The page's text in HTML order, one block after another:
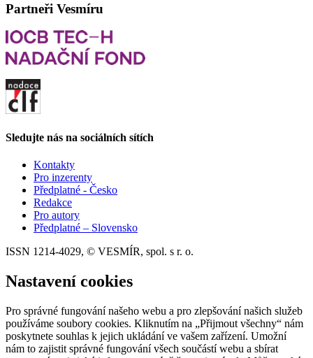
Partneři Vesmíru
Sledujte nás na sociálních sítích
Kontakty
Pro inzerenty
Předplatné - Česko
Redakce
Pro autory
Předplatné – Slovensko
ISSN 1214-4029, © VESMÍR, spol. s r. o.
Nastavení cookies
Pro správné fungování našeho webu a pro zlepšování našich služeb
používáme soubory cookies. Kliknutím na „Přijmout všechny“ nám
poskytnete souhlas k jejich ukládání ve vašem zařízení. Umožní
nám to zajistit správné fungování všech součástí webu a sbírat